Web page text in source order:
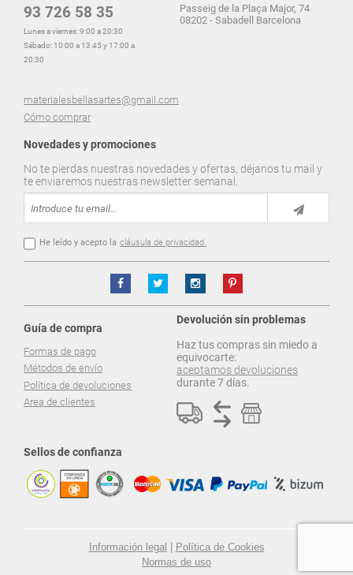
93 726 58 35
Lunes a viernes: 9:00 a 20:30
Sábado: 10:00 a 13:45 y 17:00 a
20:30
materialesbellasartes@gmail.com
Cómo comprar
Passeig de la Plaça Major, 74
08202 - Sabadell Barcelona
Novedades y promociones
No te pierdas nuestras novedades y ofertas, déjanos tu mail y
te enviaremos nuestras newsletter semanal.
He leído y acepto la cláusula de privacidad.
Guía de compra
Formas de pago
Métodos de envío
Política de devoluciones
Area de clientes
Devolución sin problemas
Haz tus compras sin miedo a
equivocarte:
aceptamos devoluciones
durante 7 días.
Sellos de confianza
Información legal
Política de Cookies
Normas de uso